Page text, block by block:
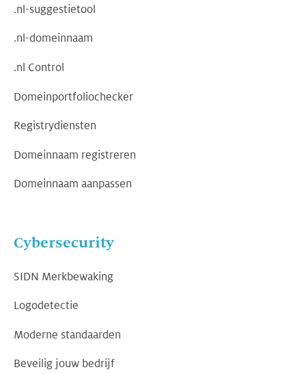
.nl-suggestietool
.nl-domeinnaam
.nl Control
Domeinportfoliochecker
Registrydiensten
Domeinnaam registreren
Domeinnaam aanpassen
Cybersecurity
SIDN Merkbewaking
Logodetectie
Moderne standaarden
Beveilig jouw bedrijf